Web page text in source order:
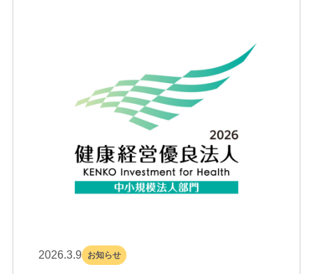
2026.3.9 お知らせ